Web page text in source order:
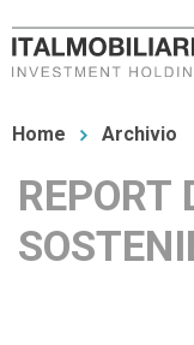
al
principale
Tu
qui
Home Archivio
REPORT